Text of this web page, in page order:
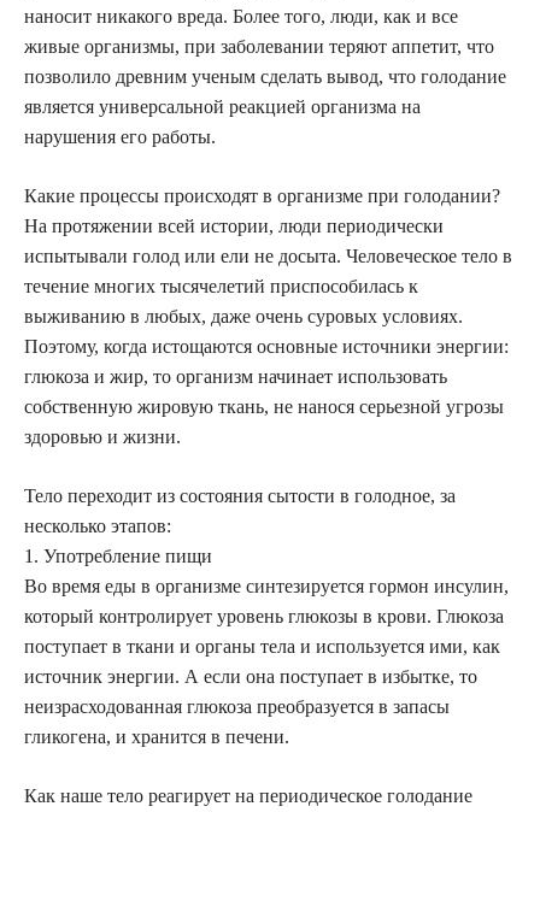
наносит никакого вреда. Более того, люди, как и все
живые организмы, при заболевании теряют аппетит, что
позволило древним ученым сделать вывод, что голодание
является универсальной реакцией организма на
нарушения его работы.
Какие процессы происходят в организме при голодании?
На протяжении всей истории, люди периодически
испытывали голод или ели не досыта. Человеческое тело в
течение многих тысячелетий приспособилась к
выживанию в любых, даже очень суровых условиях.
Поэтому, когда истощаются основные источники энергии:
глюкоза и жир, то организм начинает использовать
собственную жировую ткань, не нанося серьезной угрозы
здоровью и жизни.
Тело переходит из состояния сытости в голодное, за
несколько этапов:
1. Употребление пищи
Во время еды в организме синтезируется гормон инсулин,
который контролирует уровень глюкозы в крови. Глюкоза
поступает в ткани и органы тела и используется ими, как
источник энергии. А если она поступает в избытке, то
неизрасходованная глюкоза преобразуется в запасы
гликогена, и хранится в печени.
Как наше тело реагирует на периодическое голодание